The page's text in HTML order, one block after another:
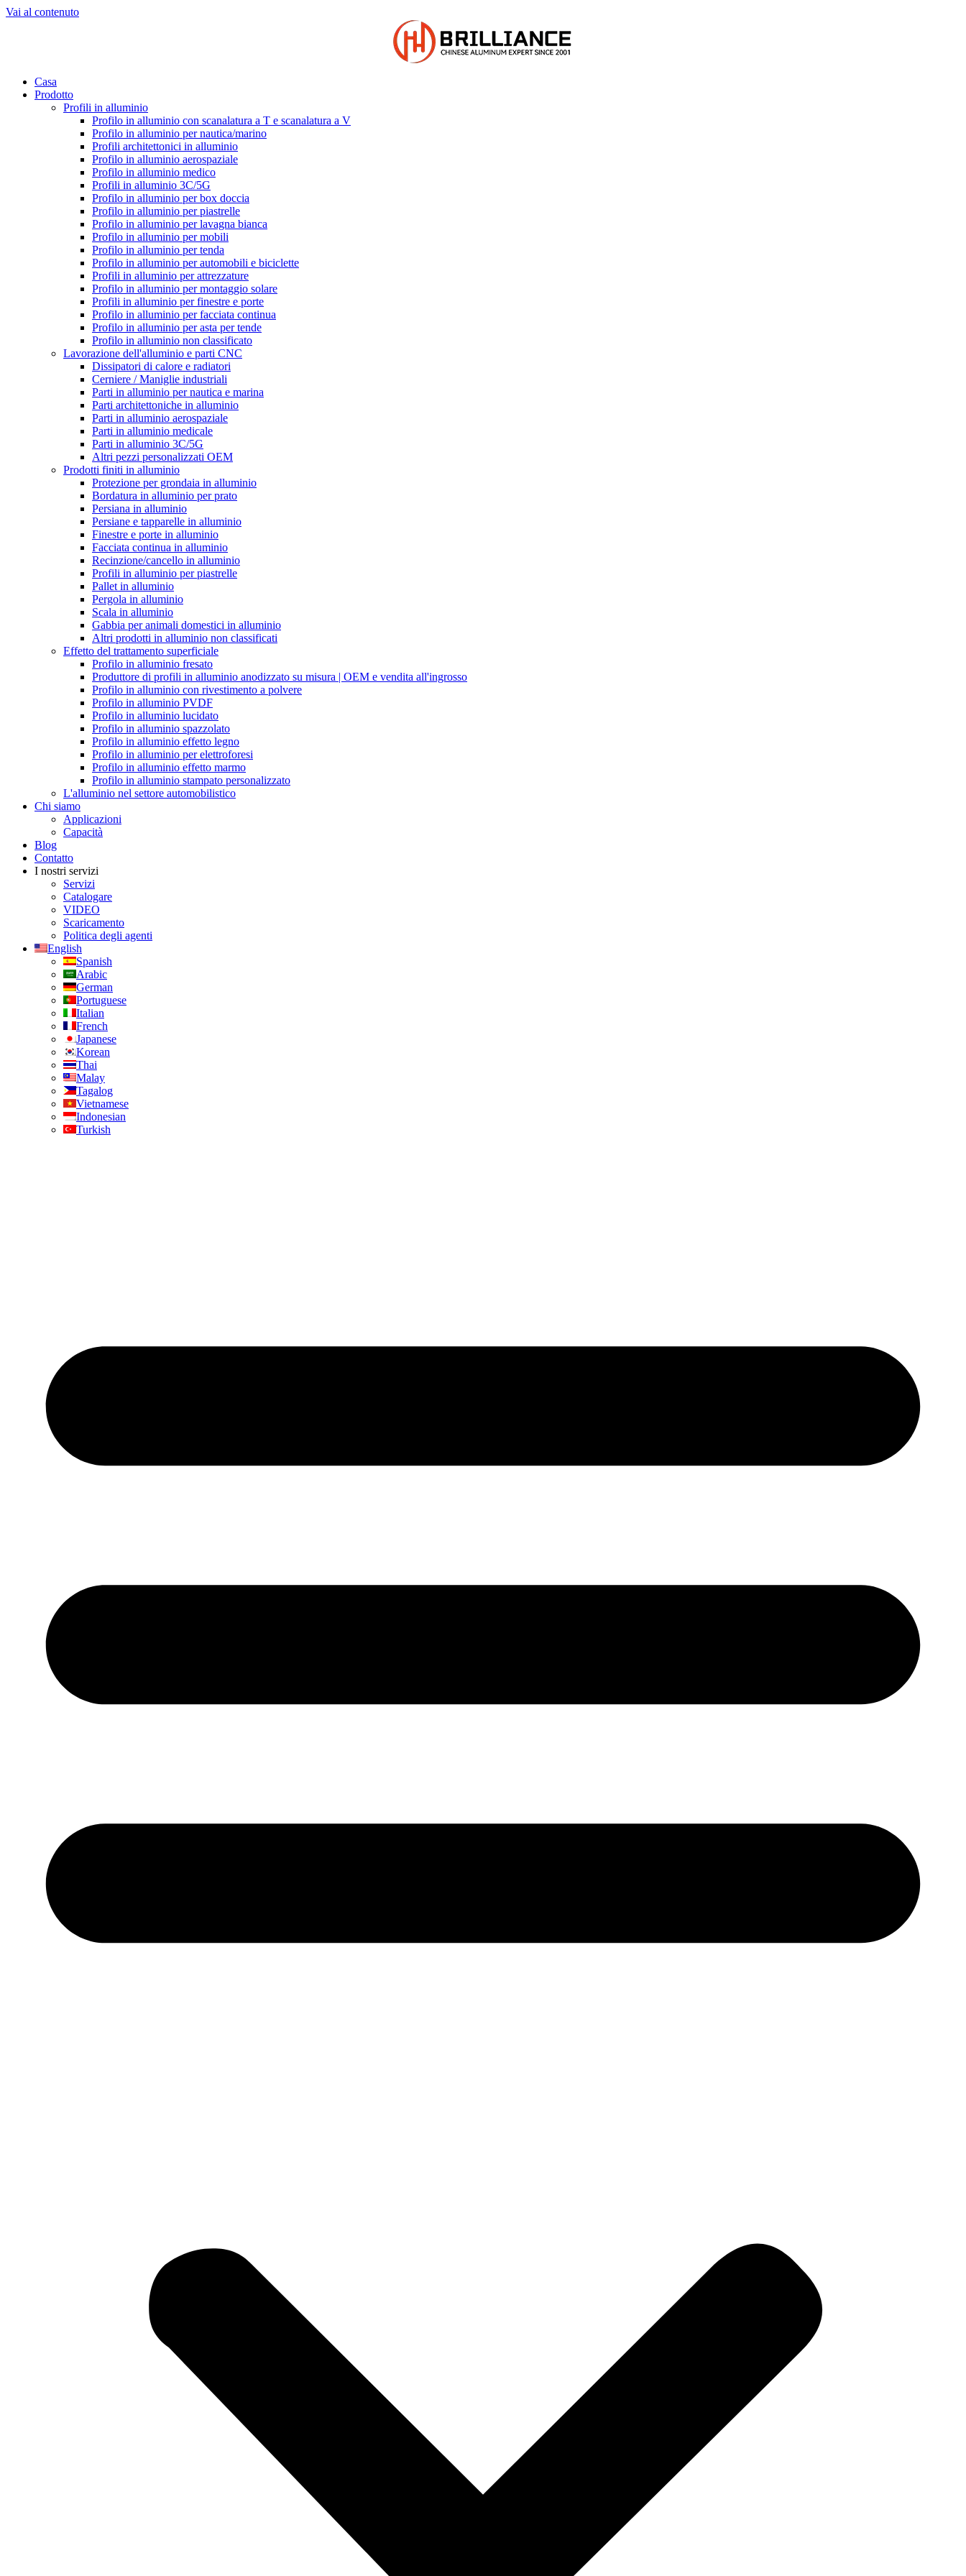
Vai al contenuto
Casa
Prodotto
Profili in alluminio
Profilo in alluminio con scanalatura a T e scanalatura a V
Profilo in alluminio per nautica/marino
Profili architettonici in alluminio
Profilo in alluminio aerospaziale
Profilo in alluminio medico
Profili in alluminio 3C/5G
Profilo in alluminio per box doccia
Profilo in alluminio per piastrelle
Profilo in alluminio per lavagna bianca
Profilo in alluminio per mobili
Profilo in alluminio per tenda
Profilo in alluminio per automobili e biciclette
Profili in alluminio per attrezzature
Profilo in alluminio per montaggio solare
Profili in alluminio per finestre e porte
Profilo in alluminio per facciata continua
Profilo in alluminio per asta per tende
Profilo in alluminio non classificato
Lavorazione dell'alluminio e parti CNC
Dissipatori di calore e radiatori
Cerniere / Maniglie industriali
Parti in alluminio per nautica e marina
Parti architettoniche in alluminio
Parti in alluminio aerospaziale
Parti in alluminio medicale
Parti in alluminio 3C/5G
Altri pezzi personalizzati OEM
Prodotti finiti in alluminio
Protezione per grondaia in alluminio
Bordatura in alluminio per prato
Persiana in alluminio
Persiane e tapparelle in alluminio
Finestre e porte in alluminio
Facciata continua in alluminio
Recinzione/cancello in alluminio
Profili in alluminio per piastrelle
Pallet in alluminio
Pergola in alluminio
Scala in alluminio
Gabbia per animali domestici in alluminio
Altri prodotti in alluminio non classificati
Effetto del trattamento superficiale
Profilo in alluminio fresato
Produttore di profili in alluminio anodizzato su misura | OEM e vendita all'ingrosso
Profilo in alluminio con rivestimento a polvere
Profilo in alluminio PVDF
Profilo in alluminio lucidato
Profilo in alluminio spazzolato
Profilo in alluminio effetto legno
Profilo in alluminio per elettroforesi
Profilo in alluminio effetto marmo
Profilo in alluminio stampato personalizzato
L'alluminio nel settore automobilistico
Chi siamo
Applicazioni
Capacità
Blog
Contatto
I nostri servizi
Servizi
Catalogare
VIDEO
Scaricamento
Politica degli agenti
English
Spanish
Arabic
German
Portuguese
Italian
French
Japanese
Korean
Thai
Malay
Tagalog
Vietnamese
Indonesian
Turkish